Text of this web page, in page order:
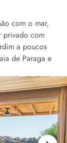
com o mar,
privado com
a poucos
de Paraga e